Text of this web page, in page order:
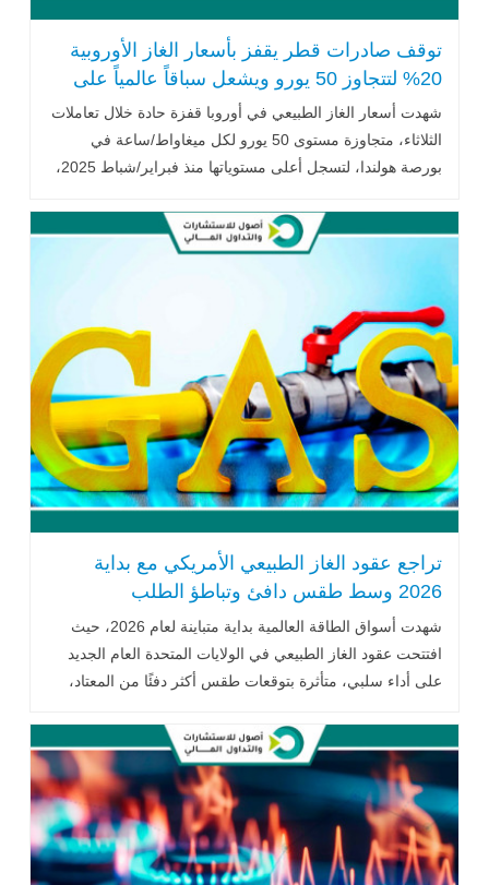
توقف صادرات قطر يقفز بأسعار الغاز الأوروبية
20% لتتجاوز 50 يورو ويشعل سباقاً عالمياً على
الإمدادات
شهدت أسعار الغاز الطبيعي في أوروبا قفزة حادة خلال تعاملات
الثلاثاء، متجاوزة مستوى 50 يورو لكل ميغاواط/ساعة في
بورصة هولندا، لتسجل أعلى مستوياتها منذ فبراير/شباط 2025،
تراجع عقود الغاز الطبيعي الأمريكي مع بداية
2026 وسط طقس دافئ وتباطؤ الطلب
شهدت أسواق الطاقة العالمية بداية متباينة لعام 2026، حيث
افتتحت عقود الغاز الطبيعي في الولايات المتحدة العام الجديد
على أداء سلبي، متأثرة بتوقعات طقس أكثر دفئًا من المعتاد،